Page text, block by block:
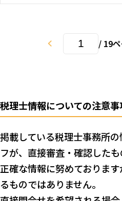
/ 19
税理士情報についての注意事
掲載している税理士事務所
フが、直接審査・確認したも
正確な情報に努めておりま
るものではありません。